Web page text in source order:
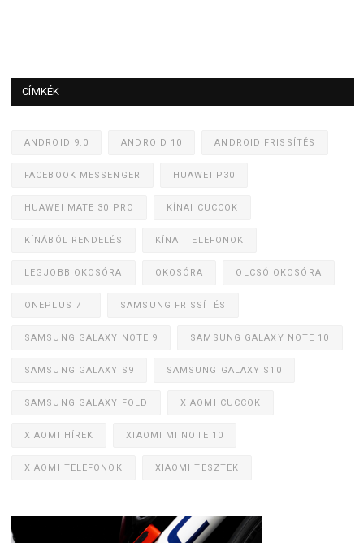
CÍMKÉK
ANDROID 9.0 ANDROID 10 ANDROID FRISSÍTÉS
FACEBOOK MESSENGER HUAWEI P30
HUAWEI MATE 30 PRO KÍNAI CUCCOK
KÍNÁBÓL RENDELÉS KÍNAI TELEFONOK
LEGJOBB OKOSÓRA OKOSÓRA OLCSÓ OKOSÓRA
ONEPLUS 7T SAMSUNG FRISSÍTÉS
SAMSUNG GALAXY NOTE 9 SAMSUNG GALAXY NOTE 10
SAMSUNG GALAXY S9 SAMSUNG GALAXY S10
SAMSUNG GALAXY FOLD XIAOMI CUCCOK
XIAOMI HÍREK XIAOMI MI NOTE 10
XIAOMI TELEFONOK XIAOMI TESZTEK